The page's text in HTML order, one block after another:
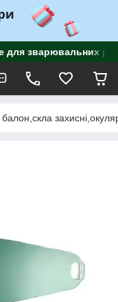
для зварювальних